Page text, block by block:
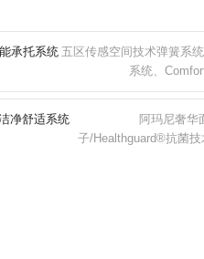
承托系统 五区传感空间技术弹簧系
系统、
净舒适系统
阿玛尼奢华
子/Healthguard®抗菌